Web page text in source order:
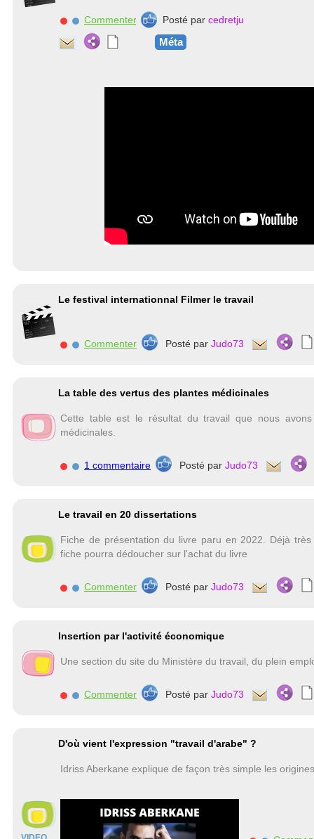
Commenter Posté par cedretju
Méta
Le festival internationnal Filmer le travail
Commenter Posté par Judo73
La table des vertus des plantes médicinales
Cette table est le résultat du travail que nous
médicinales.
1 commentaire Posté par Judo73
Le travail en 20 dissertations
Fiche de présentation du livre paru en 2022. Déjà
fiche pourra dédoucher sur l'achat du livre
Commenter Posté par Judo73
Insertion par l'activité économique
Une section du site du Ministère du travail, du plein
Commenter Posté par Judo73
D'où vient l'expression "travail d'arabe" ?
Idriss Aberkane explique de façon très simple les